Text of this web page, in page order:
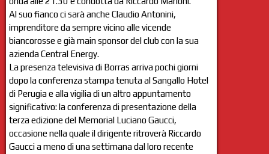
Al suo fianco ci sarà anche Claudio Antonini,
imprenditore da sempre vicino alle vicende
biancorosse e già main sponsor del club con la sua
azienda Central Energy.
La presenza televisiva di Borras arriva pochi giorni
dopo la conferenza stampa tenuta al Sangallo Hotel
di Perugia e alla vigilia di un altro appuntamento
significativo: la conferenza di presentazione della
terza edizione del Memorial Luciano Gaucci,
occasione nella quale il dirigente ritroverà Riccardo
Gaucci a meno di una settimana dal loro recente